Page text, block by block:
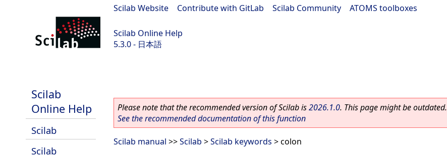
Scilab Website Contribute with GitLab Scilab Community ATOMS toolboxes
Scilab Online Help
5.3.0 - 日本語
Scilab
Online Help
Scilab
Scilab
Please note that the recommended version of Scilab is2026.1.0. This page might be outdated.
See the recommended documentation of this function
Scilab manual >>Scilab >Scilab keywords > colon